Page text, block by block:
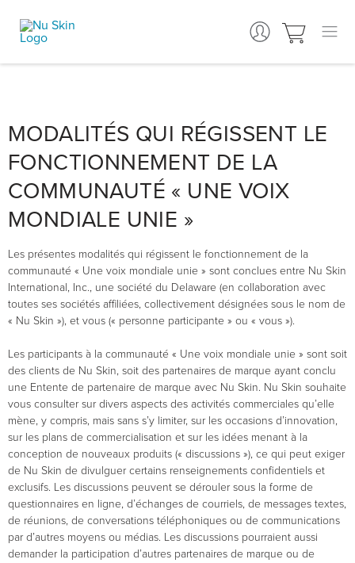
MODALITÉS QUI RÉGISSENT LE
FONCTIONNEMENT DE LA
COMMUNAUTÉ « UNE VOIX
MONDIALE UNIE »
Les présentes modalités qui régissent le fonctionnement de la
communauté « Une voix mondiale unie » sont conclues entre Nu Skin
International, Inc., une société du Delaware (en collaboration avec
toutes ses sociétés affiliées, collectivement désignées sous le nom de
« Nu Skin »), et vous (« personne participante » ou « vous »).
Les participants à la communauté « Une voix mondiale unie » sont soit
des clients de Nu Skin, soit des partenaires de marque ayant conclu
une Entente de partenaire de marque avec Nu Skin. Nu Skin souhaite
vous consulter sur divers aspects des activités commerciales qu’elle
mène, y compris, mais sans s’y limiter, sur les occasions d’innovation,
sur les plans de commercialisation et sur les idées menant à la
conception de nouveaux produits (« discussions »), ce qui peut exiger
de Nu Skin de divulguer certains renseignements confidentiels et
exclusifs. Les discussions peuvent se dérouler sous la forme de
questionnaires en ligne, d’échanges de courriels, de messages textes,
de réunions, de conversations téléphoniques ou de communications
par d’autres moyens ou médias. Les discussions pourraient aussi
demander la participation d’autres partenaires de marque ou de